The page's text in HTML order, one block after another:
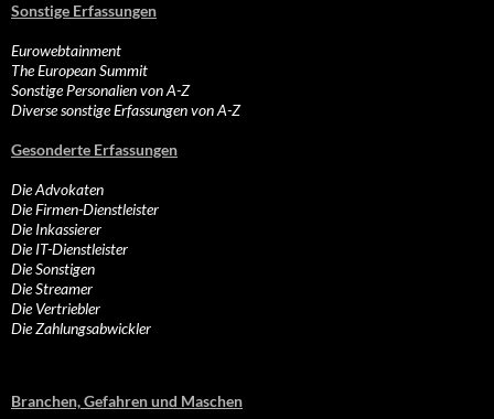
Sonstige Erfassungen
Eurowebtainment
The European Summit
Sonstige Personalien von A-Z
Diverse sonstige Erfassungen von A-Z
Gesonderte Erfassungen
Die Advokaten
Die Firmen-Dienstleister
Die Inkassierer
Die IT-Dienstleister
Die Sonstigen
Die Streamer
Die Vertriebler
Die Zahlungsabwickler
Branchen, Gefahren und Maschen